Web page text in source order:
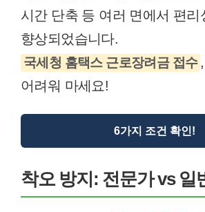
시간 단축 등 여러 면에서 편리
향상되었습니다.
국세청 홈택스 근로장려금 접수
어려워 마세요!
6가지 조건 확인!
착오 방지: 전문가 vs 일